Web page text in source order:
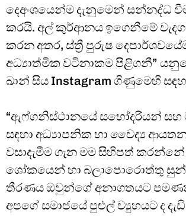
දෙඅංශයෙන්ම දැනුමෙන් සන්නද්ධ
කරයි. අල් කුර්ආනය ඉගෙනීමේ
කරන අතර, ස්ත්‍රී පුරුෂ
අධ්‍යාත්මික වටිනාකම පිළිගනී”
ඛාන් සිය Instagram ගිණුමෙහි
“ඇෆ්ගනිස්ථානයේ සහෝදරියන්
සඳහා අධ්‍යාපනික හා වෛද්‍ය ආයතන
වසාදැමීම ගැන මම සිහිපත් කරන්නේ
ශෝකයෙන් හා බලාපොරොත්තු
තීරණය ඔවුන්ගේ අනාගතයට
අපගේ සමාජයේ පුළුල් ව්‍යුහයට ද